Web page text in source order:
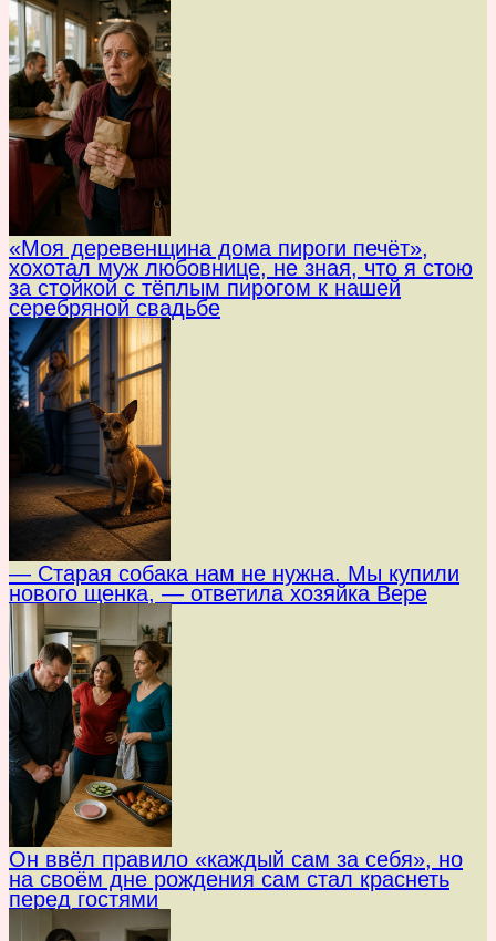
«Моя деревенщина дома пироги печёт»,
хохотал муж любовнице, не зная, что я стою
за стойкой с тёплым пирогом к нашей
серебряной свадьбе
— Старая собака нам не нужна. Мы купили
нового щенка, — ответила хозяйка Вере
Он ввёл правило «каждый сам за себя», но
на своём дне рождения сам стал краснеть
перед гостями